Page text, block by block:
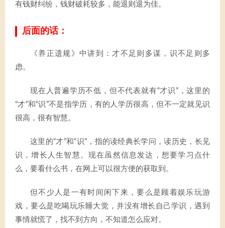
有钱财纠纷，钱财破耗较多，能退则退为佳。
后面的话：
《养正遗规》中讲到：才不足则多谋，识不足则多
虑。
现在人普遍学历不低，但不代表就有“才识”，这里的
“才”和“识”不是指学历，有的人学历很高，但不一定就见识
很高，很有智慧。
这里的“才”和“识”，指的读经典长学问，读历史，长见
识，增长人生智慧。现在虽然信息发达，想要学习点什
么，要看什么书，在网上可以很方便的获取到。
但不少人是一有时间闲下来，要么是顾着娱乐玩游
戏，要么是吃喝玩乐睡大觉，并没有增长自己学识，遇到
事情就慌了，找不到方向，不知道怎么应对。